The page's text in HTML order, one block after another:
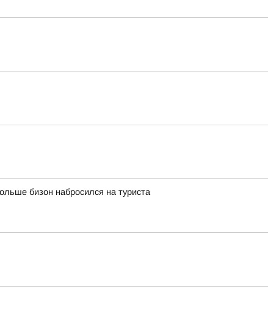
бизон набросился на туриста